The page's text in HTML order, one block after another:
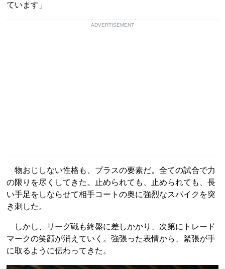
ています」
ADVERTISEMENT
物おじしない性格も、プラスの要素だ。全ての試合で力
の限りを尽くしてきた。止められても、止められても、長
い手足をしならせて相手コートの奥に強烈なスパイクを突
き刺した。
しかし、リーグ戦も終盤に差しかかり、次第にトレード
マークの笑顔が消えていく。強張った表情から、緊張が手
に取るように伝わってきた。